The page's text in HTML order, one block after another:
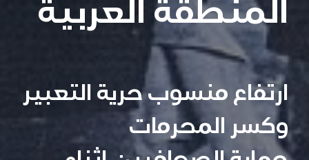
المنطقة العربية
ارتفاع منسوب حرية التعبير
وكسر المحرمات